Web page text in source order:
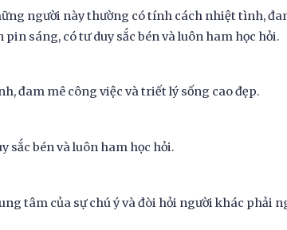
người này thường có tính cách nhiệt tình,
sáng, có tư duy sắc bén và luôn ham học hỏi.
đam mê công việc và triết lý sống cao đẹp.
sắc bén và luôn ham học hỏi.
tâm của sự chú ý và đòi hỏi người khác phải